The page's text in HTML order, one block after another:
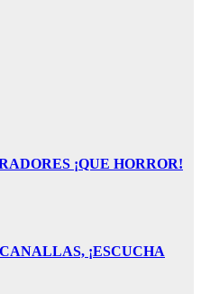
¡QUE HORROR!
¡ESCUCHA